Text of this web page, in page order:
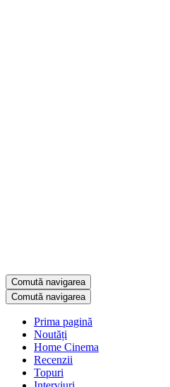
Comută navigarea
Comută navigarea
Prima pagină
Noutăți
Home Cinema
Recenzii
Topuri